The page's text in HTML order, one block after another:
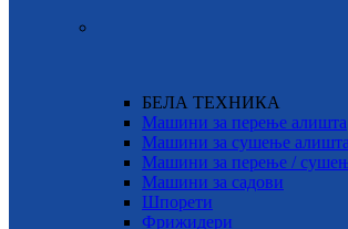
БЕЛА ТЕХНИКА
Машини за перење алишта
Машини за сушење алишта
Машини за перење /
Машини за садови
Шпорети
Фрижидери